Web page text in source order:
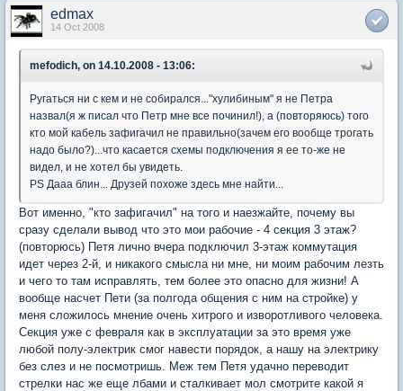
edmax
14 Oct 2008
mefodich, on 14.10.2008 - 13:06:
Ругаться ни с кем и не собирался..."хулибиным" я не Петра
назвал(я ж писал что Петр мне все починил!), а (повторяюсь) того
кто мой кабель зафигачил не правильно(зачем его вообще трогать
надо было?)...что касается схемы подключения я ее то-же не
видел, и не хотел бы увидеть.
PS Дааа блин... Друзей похоже здесь мне найти...
Вот именно, "кто зафигачил" на того и наезжайте, почему вы
сразу сделали вывод что это мои рабочие - 4 секция 3 этаж?
(повторюсь) Петя лично вчера подключил 3-этаж коммутация
идет через 2-й, и никакого смысла ни мне, ни моим рабочим лезть
и чего то там исправлять, тем более это опасно для жизни! А
вообще насчет Пети (за полгода общения с ним на стройке) у
меня сложилось мнение очень хитрого и изворотливого человека.
Секция уже с февраля как в эксплуатации за это время уже
любой полу-электрик смог навести порядок, а нашу на электрику
без слез и не посмотришь. Меж тем Петя удачно переводит
стрелки нас же еще лбами и сталкивает мол смотрите какой я